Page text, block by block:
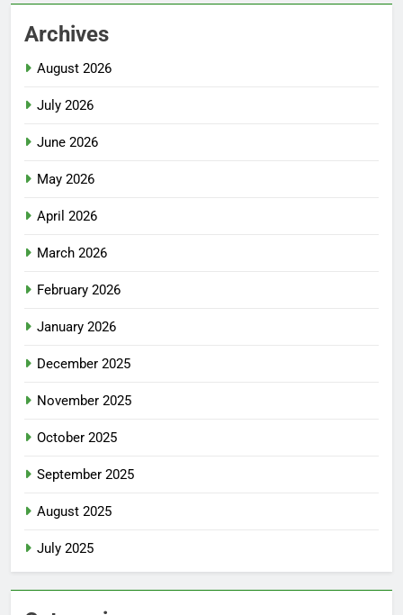
Archives
August 2026
July 2026
June 2026
May 2026
April 2026
March 2026
February 2026
January 2026
December 2025
November 2025
October 2025
September 2025
August 2025
July 2025